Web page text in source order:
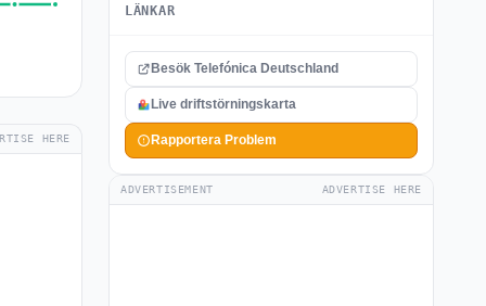
HERE
LÄNKAR
Besök Telefónica Deutschland
Live driftstörningskarta
Rapportera Problem
ADVERTISEMENT ADVERTISE HERE